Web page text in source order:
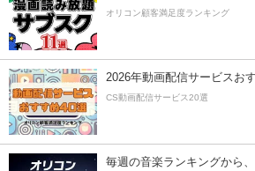
オリコン顧客満足度ランキング
2026年動画配信サービスお
CS動画配信サービス20選
毎週の音楽ランキングから